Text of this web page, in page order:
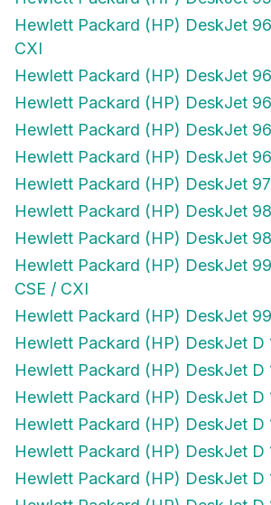
Hewlett Packard (HP) DeskJet
Hewlett Packard (HP) DeskJet
Hewlett Packard (HP) DeskJet
Hewlett Packard (HP) DeskJet
Hewlett Packard (HP) DeskJet
Hewlett Packard (HP) DeskJet
Hewlett Packard (HP) DeskJet
Hewlett Packard (HP) DeskJet
Hewlett Packard (HP) DeskJet
CSE / CXI
Hewlett Packard (HP) DeskJet
Hewlett Packard (HP) DeskJet D
Hewlett Packard (HP) DeskJet D
Hewlett Packard (HP) DeskJet D
Hewlett Packard (HP) DeskJet D
Hewlett Packard (HP) DeskJet D
Hewlett Packard (HP) DeskJet D
Hewlett Packard (HP) DeskJet D